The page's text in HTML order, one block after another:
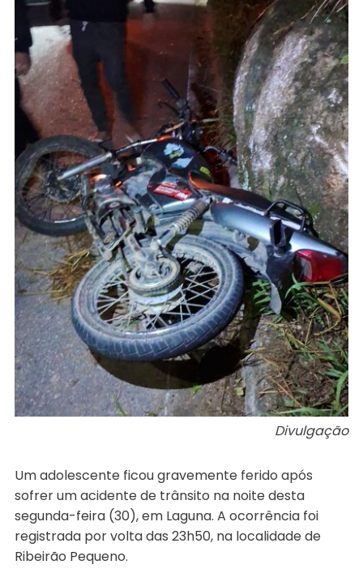
Divulgação
Um adolescente ficou gravemente ferido após
sofrer um acidente de trânsito na noite desta
segunda-feira (30), em Laguna. A ocorrência foi
registrada por volta das 23h50, na localidade de
Ribeirão Pequeno.